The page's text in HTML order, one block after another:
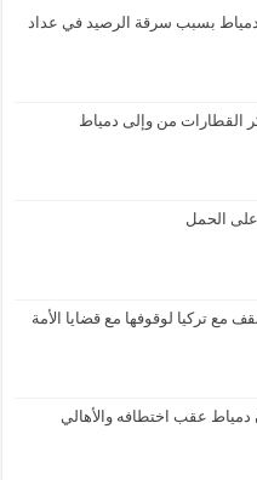
بسبب سرقة الرصيد في عداد
القطارات من وإلى دمياط
الحمل
مع تركيا لوقوفها مع قضايا الأمة
عقب اختطافه والأهالي